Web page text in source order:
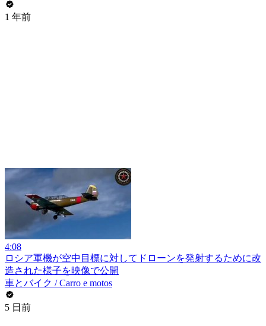
1 年前
4:08
ロシア軍機が空中目標に対してドローンを発射するために改
造された様子を映像で公開
車とバイク / Carro e motos
5 日前